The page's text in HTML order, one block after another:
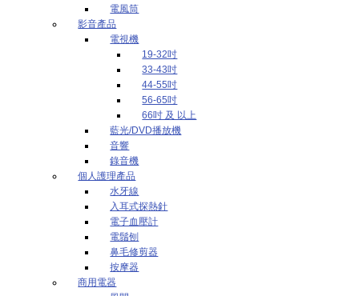
電風筒
影音產品
電視機
19-32吋
33-43吋
44-55吋
56-65吋
66吋 及 以上
藍光/DVD播放機
音響
錄音機
個人護理產品
水牙線
入耳式探熱針
電子血壓計
電鬚刨
鼻毛修剪器
按摩器
商用電器